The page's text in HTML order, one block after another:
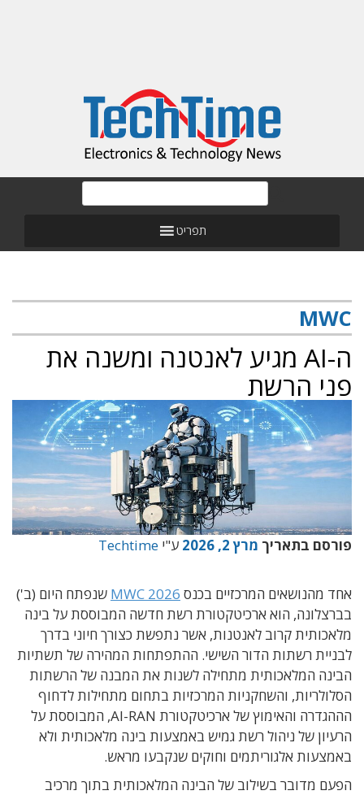
תפריט
MWC
ה-AI מגיע לאנטנה ומשנה את
פני הרשת
פורסם בתאריך מרץ 2, 2026 ע"י Techtime
אחד מהנושאים המרכזיים בכנס MWC 2026 שנפתח היום (ב')
בברצלונה, הוא ארכיטקטורת רשת חדשה המבוססת על בינה
מלאכותית קרוב לאנטנות, אשר נתפשת כצורך חיוני בדרך
לבניית רשתות הדור השישי. ההתפתחות המהירה של תשתיות
הבינה המלאכותית מתחילה לשנות את המבנה של הרשתות
הסלולריות, והשחקניות המרכזיות בתחום מתחילות לדחוף
הההגדרה והאימוץ של ארכיטקטורת AI-RAN, המבוססת על
הרעיון של ניהול רשת גמיש באמצעות בינה מלאכותית ולא
באמצעות אלגוריתמים וחוקים שנקבעו מראש.
הפעם מדובר בשילוב של הבינה המלאכותית בתוך מרכיב